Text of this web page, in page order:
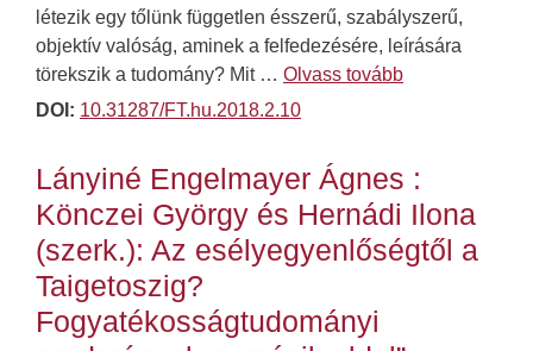
létezik egy tőlünk független ésszerű, szabályszerű,
objektív valóság, aminek a felfedezésére, leírására
törekszik a tudomány? Mit … Olvass tovább
DOI: 10.31287/FT.hu.2018.2.10
Lányiné Engelmayer Ágnes :
Könczei György és Hernádi Ilona
(szerk.): Az esélyegyenlőségtől a
Taigetoszig?
Fogyatékosságtudományi